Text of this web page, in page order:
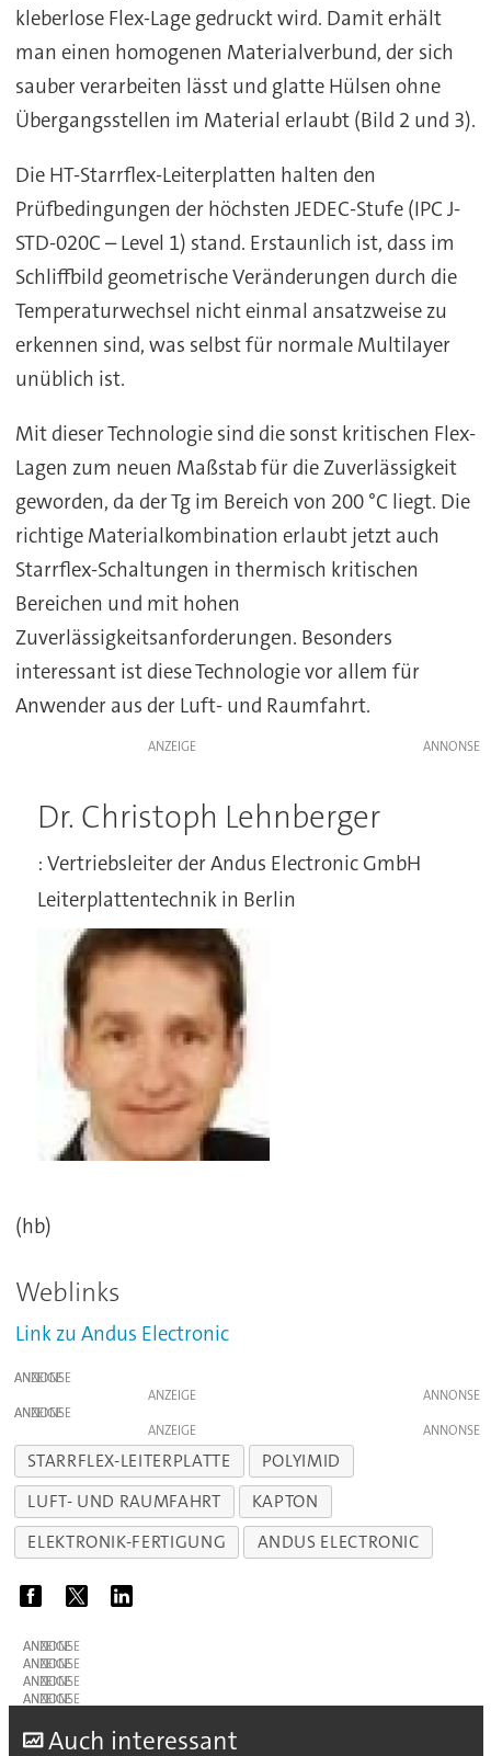
kleberlose Flex-Lage gedruckt wird. Damit erhält
man einen homogenen Materialverbund, der sich
sauber verarbeiten lässt und glatte Hülsen ohne
Übergangsstellen im Material erlaubt (Bild 2 und 3).
Die HT-Starrflex-Leiterplatten halten den
Prüfbedingungen der höchsten JEDEC-Stufe (IPC J-
STD-020C – Level 1) stand. Erstaunlich ist, dass im
Schliffbild geometrische Veränderungen durch die
Temperaturwechsel nicht einmal ansatzweise zu
erkennen sind, was selbst für normale Multilayer
unüblich ist.
Mit dieser Technologie sind die sonst kritischen Flex-
Lagen zum neuen Maßstab für die Zuverlässigkeit
geworden, da der Tg im Bereich von 200 °C liegt. Die
richtige Materialkombination erlaubt jetzt auch
Starrflex-Schaltungen in thermisch kritischen
Bereichen und mit hohen
Zuverlässigkeitsanforderungen. Besonders
interessant ist diese Technologie vor allem für
Anwender aus der Luft- und Raumfahrt.
ANZEIGE
Dr. Christoph Lehnberger
: Vertriebsleiter der Andus Electronic GmbH
Leiterplattentechnik in Berlin
(hb)
Weblinks
Link zu Andus Electronic
ANZEIGE
ANZEIGE
ANZEIGE
ANZEIGE
STARRFLEX-LEITERPLATTE
POLYIMID
LUFT- UND RAUMFAHRT
KAPTON
ELEKTRONIK-FERTIGUNG
ANDUS ELECTRONIC
ANZEIGE
ANZEIGE
ANZEIGE
ANZEIGE
Auch interessant